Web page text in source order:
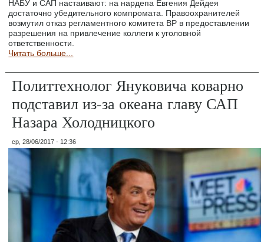
НАБУ и САП настаивают: на нардепа Евгения Дейдея
достаточно убедительного компромата. Правоохранителей
возмутил отказ регламентного комитета ВР в предоставлении
разрешения на привлечение коллеги к уголовной
ответственности.
Читать больше...
Политтехнолог Януковича коварно
подставил из-за океана главу САП
Назара Холодницкого
ср, 28/06/2017 - 12:36